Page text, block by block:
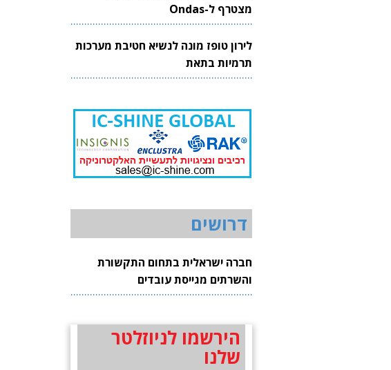
מצטרף ל-Ondas
לירון טופז מונה לנשיא חטיבת מערכות
תרמיות בתאת
דרושים
חברה ישראלית בתחום התקשורת
והשרתים מגייסת עובדים
הירשמו לניוזלטר
שלנו